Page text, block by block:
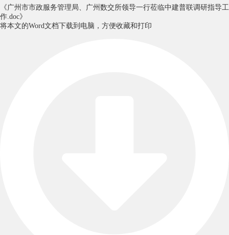
《广州市市政服务管理局、广州数交所领导一行莅临中建普联调研指导工
作.doc》
将本文的Word文档下载到电脑，方便收藏和打印